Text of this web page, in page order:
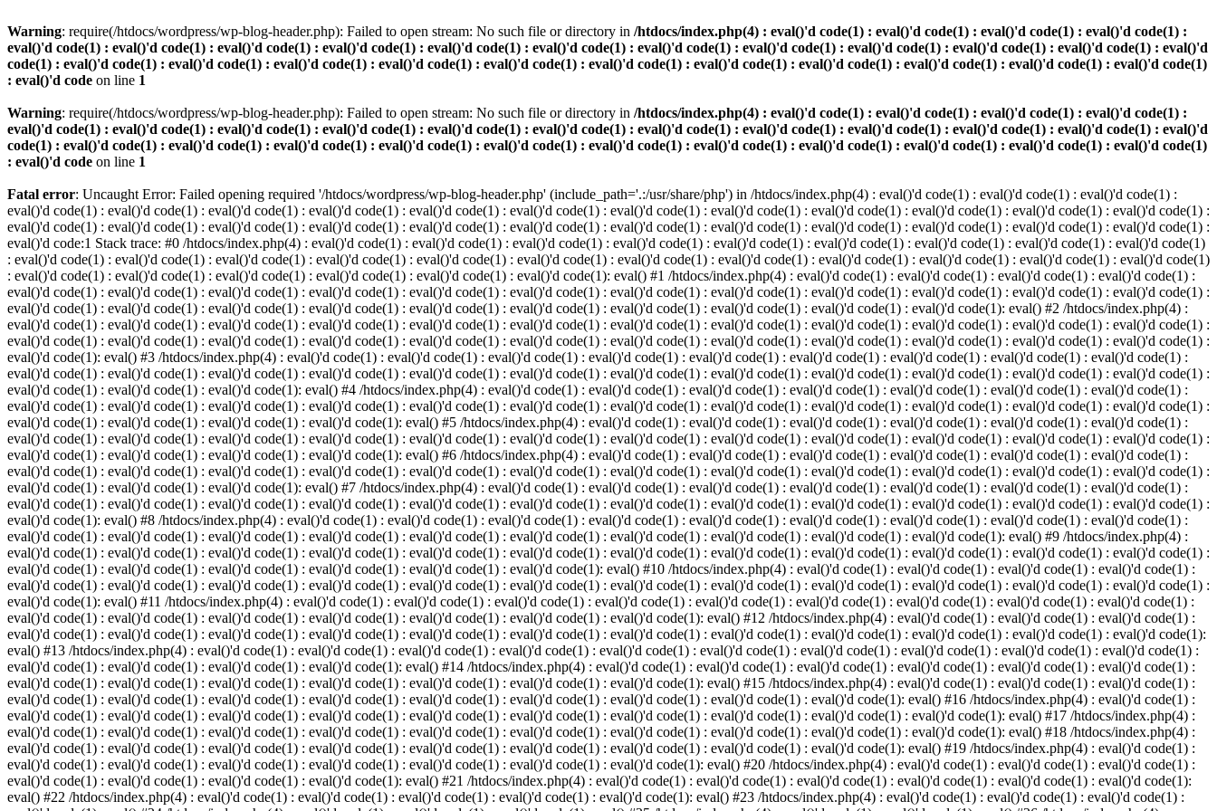
Warning: require(/htdocs/wordpress/wp-blog-header.php): Failed to open stream: No such file or directory in /htdocs/index.php(4) : eval()'d code(1) : eval()'d code(1) : eval()'d code(1) : eval()'d code(1) :
eval()'d code(1) : eval()'d code(1) : eval()'d code(1) : eval()'d code(1) : eval()'d code(1) : eval()'d code(1) : eval()'d code(1) : eval()'d code(1) : eval()'d code(1) : eval()'d code(1) : eval()'d code(1) : eval()'d
code(1) : eval()'d code(1) : eval()'d code(1) : eval()'d code(1) : eval()'d code(1) : eval()'d code(1) : eval()'d code(1) : eval()'d code(1) : eval()'d code(1) : eval()'d code(1) : eval()'d code(1) : eval()'d code(1)
: eval()'d code on line 1
Warning: require(/htdocs/wordpress/wp-blog-header.php): Failed to open stream: No such file or directory in /htdocs/index.php(4) : eval()'d code(1) : eval()'d code(1) : eval()'d code(1) : eval()'d code(1) :
eval()'d code(1) : eval()'d code(1) : eval()'d code(1) : eval()'d code(1) : eval()'d code(1) : eval()'d code(1) : eval()'d code(1) : eval()'d code(1) : eval()'d code(1) : eval()'d code(1) : eval()'d code(1) : eval()'d
code(1) : eval()'d code(1) : eval()'d code(1) : eval()'d code(1) : eval()'d code(1) : eval()'d code(1) : eval()'d code(1) : eval()'d code(1) : eval()'d code(1) : eval()'d code(1) : eval()'d code(1) : eval()'d code(1)
: eval()'d code on line 1
Fatal error: Uncaught Error: Failed opening required '/htdocs/wordpress/wp-blog-header.php' (include_path='.:/usr/share/php') in /htdocs/index.php(4) : eval()'d code(1) : eval()'d code(1) : eval()'d code(1) :
eval()'d code(1) : eval()'d code(1) : eval()'d code(1) : eval()'d code(1) : eval()'d code(1) : eval()'d code(1) : eval()'d code(1) : eval()'d code(1) : eval()'d code(1) : eval()'d code(1) : eval()'d code(1) : eval()'d code(1) :
eval()'d code(1) : eval()'d code(1) : eval()'d code(1) : eval()'d code(1) : eval()'d code(1) : eval()'d code(1) : eval()'d code(1) : eval()'d code(1) : eval()'d code(1) : eval()'d code(1) : eval()'d code(1) : eval()'d code(1) :
eval()'d code:1 Stack trace: #0 /htdocs/index.php(4) : eval()'d code(1) : eval()'d code(1) : eval()'d code(1) : eval()'d code(1) : eval()'d code(1) : eval()'d code(1) : eval()'d code(1) : eval()'d code(1) : eval()'d code(1)
: eval()'d code(1) : eval()'d code(1) : eval()'d code(1) : eval()'d code(1) : eval()'d code(1) : eval()'d code(1) : eval()'d code(1) : eval()'d code(1) : eval()'d code(1) : eval()'d code(1) : eval()'d code(1) : eval()'d code(1)
: eval()'d code(1) : eval()'d code(1) : eval()'d code(1) : eval()'d code(1) : eval()'d code(1) : eval()'d code(1): eval() #1 /htdocs/index.php(4) : eval()'d code(1) : eval()'d code(1) : eval()'d code(1) : eval()'d code(1) :
eval()'d code(1) : eval()'d code(1) : eval()'d code(1) : eval()'d code(1) : eval()'d code(1) : eval()'d code(1) : eval()'d code(1) : eval()'d code(1) : eval()'d code(1) : eval()'d code(1) : eval()'d code(1) : eval()'d code(1) :
eval()'d code(1) : eval()'d code(1) : eval()'d code(1) : eval()'d code(1) : eval()'d code(1) : eval()'d code(1) : eval()'d code(1) : eval()'d code(1) : eval()'d code(1) : eval()'d code(1): eval() #2 /htdocs/index.php(4) :
eval()'d code(1) : eval()'d code(1) : eval()'d code(1) : eval()'d code(1) : eval()'d code(1) : eval()'d code(1) : eval()'d code(1) : eval()'d code(1) : eval()'d code(1) : eval()'d code(1) : eval()'d code(1) : eval()'d code(1) :
eval()'d code(1) : eval()'d code(1) : eval()'d code(1) : eval()'d code(1) : eval()'d code(1) : eval()'d code(1) : eval()'d code(1) : eval()'d code(1) : eval()'d code(1) : eval()'d code(1) : eval()'d code(1) : eval()'d code(1) :
eval()'d code(1): eval() #3 /htdocs/index.php(4) : eval()'d code(1) : eval()'d code(1) : eval()'d code(1) : eval()'d code(1) : eval()'d code(1) : eval()'d code(1) : eval()'d code(1) : eval()'d code(1) : eval()'d code(1) :
eval()'d code(1) : eval()'d code(1) : eval()'d code(1) : eval()'d code(1) : eval()'d code(1) : eval()'d code(1) : eval()'d code(1) : eval()'d code(1) : eval()'d code(1) : eval()'d code(1) : eval()'d code(1) : eval()'d code(1) :
eval()'d code(1) : eval()'d code(1) : eval()'d code(1): eval() #4 /htdocs/index.php(4) : eval()'d code(1) : eval()'d code(1) : eval()'d code(1) : eval()'d code(1) : eval()'d code(1) : eval()'d code(1) : eval()'d code(1) :
eval()'d code(1) : eval()'d code(1) : eval()'d code(1) : eval()'d code(1) : eval()'d code(1) : eval()'d code(1) : eval()'d code(1) : eval()'d code(1) : eval()'d code(1) : eval()'d code(1) : eval()'d code(1) : eval()'d code(1) :
eval()'d code(1) : eval()'d code(1) : eval()'d code(1) : eval()'d code(1): eval() #5 /htdocs/index.php(4) : eval()'d code(1) : eval()'d code(1) : eval()'d code(1) : eval()'d code(1) : eval()'d code(1) : eval()'d code(1) :
eval()'d code(1) : eval()'d code(1) : eval()'d code(1) : eval()'d code(1) : eval()'d code(1) : eval()'d code(1) : eval()'d code(1) : eval()'d code(1) : eval()'d code(1) : eval()'d code(1) : eval()'d code(1) : eval()'d code(1) :
eval()'d code(1) : eval()'d code(1) : eval()'d code(1) : eval()'d code(1): eval() #6 /htdocs/index.php(4) : eval()'d code(1) : eval()'d code(1) : eval()'d code(1) : eval()'d code(1) : eval()'d code(1) : eval()'d code(1) :
eval()'d code(1) : eval()'d code(1) : eval()'d code(1) : eval()'d code(1) : eval()'d code(1) : eval()'d code(1) : eval()'d code(1) : eval()'d code(1) : eval()'d code(1) : eval()'d code(1) : eval()'d code(1) : eval()'d code(1) :
eval()'d code(1) : eval()'d code(1) : eval()'d code(1): eval() #7 /htdocs/index.php(4) : eval()'d code(1) : eval()'d code(1) : eval()'d code(1) : eval()'d code(1) : eval()'d code(1) : eval()'d code(1) : eval()'d code(1) :
eval()'d code(1) : eval()'d code(1) : eval()'d code(1) : eval()'d code(1) : eval()'d code(1) : eval()'d code(1) : eval()'d code(1) : eval()'d code(1) : eval()'d code(1) : eval()'d code(1) : eval()'d code(1) : eval()'d code(1) :
eval()'d code(1): eval() #8 /htdocs/index.php(4) : eval()'d code(1) : eval()'d code(1) : eval()'d code(1) : eval()'d code(1) : eval()'d code(1) : eval()'d code(1) : eval()'d code(1) : eval()'d code(1) : eval()'d code(1) :
eval()'d code(1) : eval()'d code(1) : eval()'d code(1) : eval()'d code(1) : eval()'d code(1) : eval()'d code(1) : eval()'d code(1) : eval()'d code(1) : eval()'d code(1) : eval()'d code(1): eval() #9 /htdocs/index.php(4) :
eval()'d code(1) : eval()'d code(1) : eval()'d code(1) : eval()'d code(1) : eval()'d code(1) : eval()'d code(1) : eval()'d code(1) : eval()'d code(1) : eval()'d code(1) : eval()'d code(1) : eval()'d code(1) : eval()'d code(1) :
eval()'d code(1) : eval()'d code(1) : eval()'d code(1) : eval()'d code(1) : eval()'d code(1) : eval()'d code(1): eval() #10 /htdocs/index.php(4) : eval()'d code(1) : eval()'d code(1) : eval()'d code(1) : eval()'d code(1) :
eval()'d code(1) : eval()'d code(1) : eval()'d code(1) : eval()'d code(1) : eval()'d code(1) : eval()'d code(1) : eval()'d code(1) : eval()'d code(1) : eval()'d code(1) : eval()'d code(1) : eval()'d code(1) : eval()'d code(1) :
eval()'d code(1): eval() #11 /htdocs/index.php(4) : eval()'d code(1) : eval()'d code(1) : eval()'d code(1) : eval()'d code(1) : eval()'d code(1) : eval()'d code(1) : eval()'d code(1) : eval()'d code(1) : eval()'d code(1) :
eval()'d code(1) : eval()'d code(1) : eval()'d code(1) : eval()'d code(1) : eval()'d code(1) : eval()'d code(1) : eval()'d code(1): eval() #12 /htdocs/index.php(4) : eval()'d code(1) : eval()'d code(1) : eval()'d code(1) :
eval()'d code(1) : eval()'d code(1) : eval()'d code(1) : eval()'d code(1) : eval()'d code(1) : eval()'d code(1) : eval()'d code(1) : eval()'d code(1) : eval()'d code(1) : eval()'d code(1) : eval()'d code(1) : eval()'d code(1):
eval() #13 /htdocs/index.php(4) : eval()'d code(1) : eval()'d code(1) : eval()'d code(1) : eval()'d code(1) : eval()'d code(1) : eval()'d code(1) : eval()'d code(1) : eval()'d code(1) : eval()'d code(1) : eval()'d code(1) :
eval()'d code(1) : eval()'d code(1) : eval()'d code(1) : eval()'d code(1): eval() #14 /htdocs/index.php(4) : eval()'d code(1) : eval()'d code(1) : eval()'d code(1) : eval()'d code(1) : eval()'d code(1) : eval()'d code(1) :
eval()'d code(1) : eval()'d code(1) : eval()'d code(1) : eval()'d code(1) : eval()'d code(1) : eval()'d code(1) : eval()'d code(1): eval() #15 /htdocs/index.php(4) : eval()'d code(1) : eval()'d code(1) : eval()'d code(1) :
eval()'d code(1) : eval()'d code(1) : eval()'d code(1) : eval()'d code(1) : eval()'d code(1) : eval()'d code(1) : eval()'d code(1) : eval()'d code(1) : eval()'d code(1): eval() #16 /htdocs/index.php(4) : eval()'d code(1) :
eval()'d code(1) : eval()'d code(1) : eval()'d code(1) : eval()'d code(1) : eval()'d code(1) : eval()'d code(1) : eval()'d code(1) : eval()'d code(1) : eval()'d code(1) : eval()'d code(1): eval() #17 /htdocs/index.php(4) :
eval()'d code(1) : eval()'d code(1) : eval()'d code(1) : eval()'d code(1) : eval()'d code(1) : eval()'d code(1) : eval()'d code(1) : eval()'d code(1) : eval()'d code(1) : eval()'d code(1): eval() #18 /htdocs/index.php(4) :
eval()'d code(1) : eval()'d code(1) : eval()'d code(1) : eval()'d code(1) : eval()'d code(1) : eval()'d code(1) : eval()'d code(1) : eval()'d code(1) : eval()'d code(1): eval() #19 /htdocs/index.php(4) : eval()'d code(1) :
eval()'d code(1) : eval()'d code(1) : eval()'d code(1) : eval()'d code(1) : eval()'d code(1) : eval()'d code(1) : eval()'d code(1): eval() #20 /htdocs/index.php(4) : eval()'d code(1) : eval()'d code(1) : eval()'d code(1) :
eval()'d code(1) : eval()'d code(1) : eval()'d code(1) : eval()'d code(1): eval() #21 /htdocs/index.php(4) : eval()'d code(1) : eval()'d code(1) : eval()'d code(1) : eval()'d code(1) : eval()'d code(1) : eval()'d code(1):
eval() #22 /htdocs/index.php(4) : eval()'d code(1) : eval()'d code(1) : eval()'d code(1) : eval()'d code(1) : eval()'d code(1): eval() #23 /htdocs/index.php(4) : eval()'d code(1) : eval()'d code(1) : eval()'d code(1) :